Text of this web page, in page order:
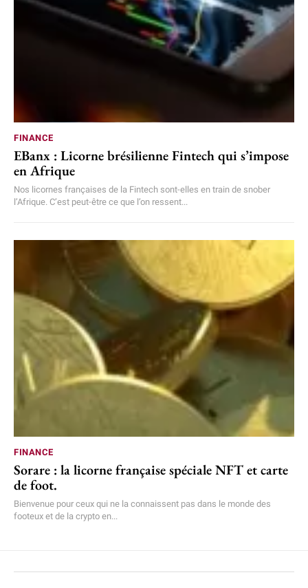
FINANCE
EBanx : Licorne brésilienne Fintech qui s’impose
en Afrique
Nos licornes françaises de la Fintech sont-elles en train de snober
l’Afrique. C’est peut-être ce que l’on ressent...
FINANCE
Sorare : la licorne française spéciale NFT et carte
de foot.
Bienvenue pour ceux qui ne la connaissent pas dans le monde des
footeux et de la crypto en...